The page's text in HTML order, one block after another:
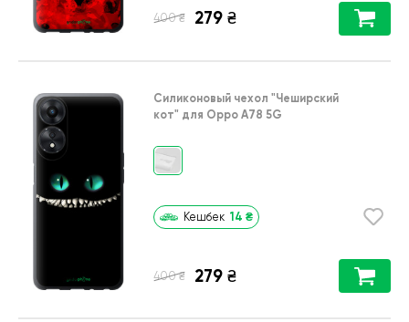
400 ₴ 279 ₴
Силиконовый чехол "Чеширский
кот" для Oppo A78 5G
Кешбек 14 ₴
400 ₴ 279 ₴